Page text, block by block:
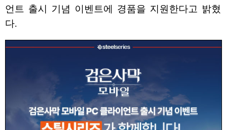
언트 출시 기념 이벤트에 경품을 지원한다고 밝혔
다.